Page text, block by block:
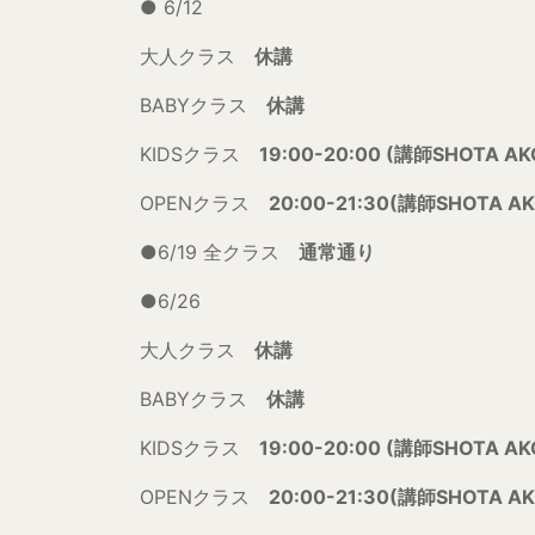
● 6/12
大人クラス 休講
BABYクラス 休講
KIDSクラス 19:00-20:00 (講師SHOTA
OPENクラス 20:00-21:30(講師SHOTA
●6/19 全クラス 通常通り
●6/26
大人クラス 休講
BABYクラス 休講
KIDSクラス 19:00-20:00 (講師SHOTA
OPENクラス 20:00-21:30(講師SHOTA